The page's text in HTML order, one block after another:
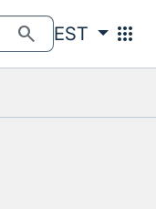
search EST apps